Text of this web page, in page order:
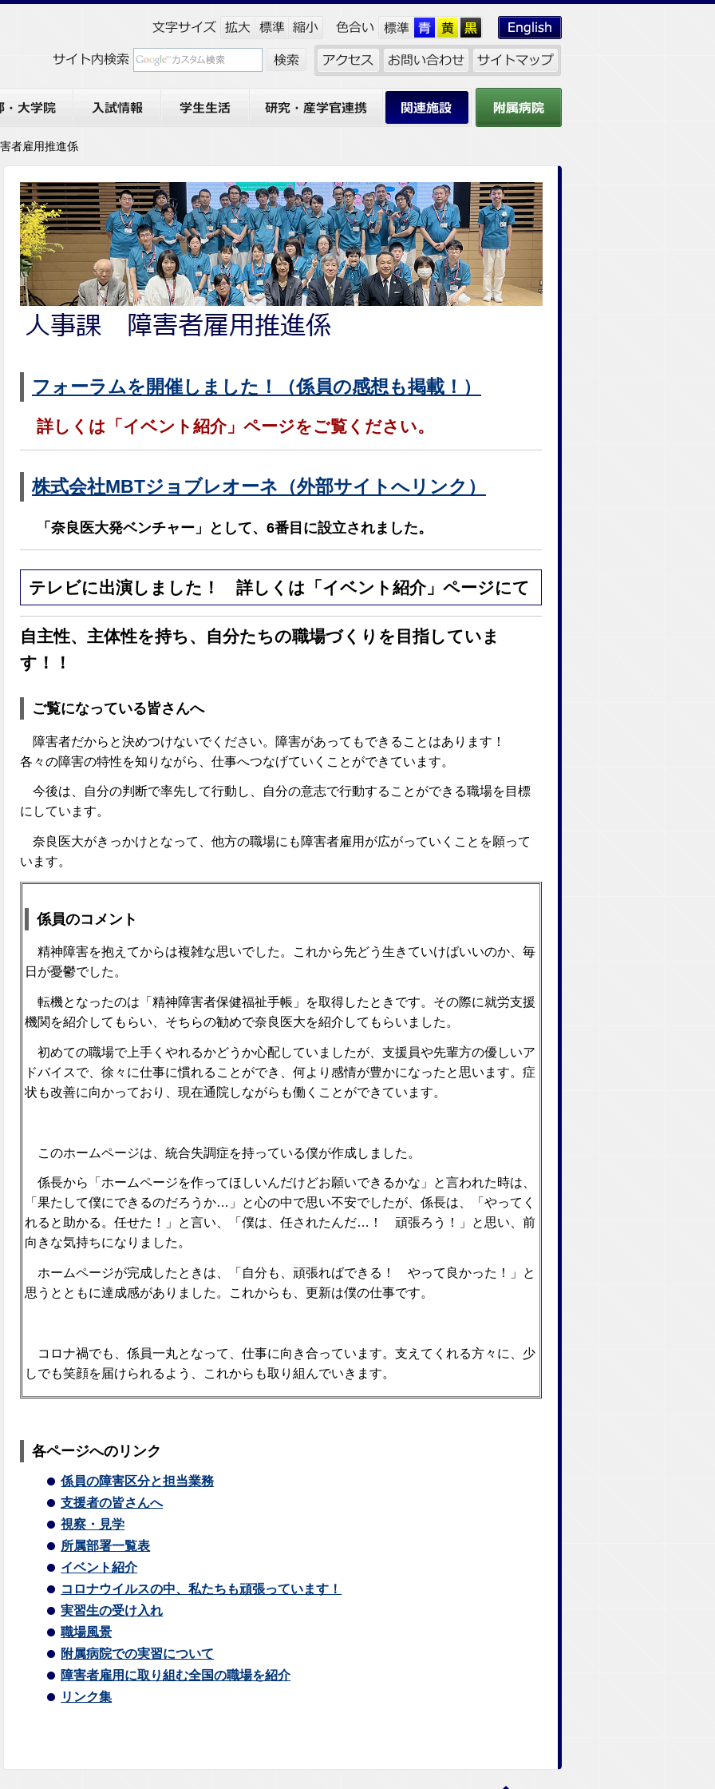
関連施設
者雇用推進係
フォーラムを開催しました！（係員の感想も掲載！）
詳しくは「イベント紹介」ページをご覧ください。
株式会社MBTジョブレオーネ（外部サイトへリンク）
「奈良医大発ベンチャー」として、6番目に設立されました。
テレビに出演しました！ 詳しくは「イベント紹介」ページにて
自主性、主体性を持ち、自分たちの職場づくりを目指していま
す！！
ご覧になっている皆さんへ
障害者だからと決めつけないでください。障害があってもできることはあります！
各々の障害の特性を知りながら、仕事へつなげていくことができています。
今後は、自分の判断で率先して行動し、自分の意志で行動することができる職場を目標
にしています。
奈良医大がきっかけとなって、他方の職場にも障害者雇用が広がっていくことを願って
います。
係員のコメント
精神障害を抱えてからは複雑な思いでした。これから先どう生きていけばいいのか、毎
日が憂鬱でした。
転機となったのは「精神障害者保健福祉手帳」を取得したときです。その際に就労支援
機関を紹介してもらい、そちらの勧めで奈良医大を紹介してもらいました。
初めての職場で上手くやれるかどうか心配していましたが、支援員や先輩方の優しいア
ドバイスで、徐々に仕事に慣れることができ、何より感情が豊かになったと思います。症
状も改善に向かっており、現在通院しながらも働くことができています。
このホームページは、統合失調症を持っている僕が作成しました。
係長から「ホームページを作ってほしいんだけどお願いできるかな」と言われた時は、
「果たして僕にできるのだろうか…」と心の中で思い不安でしたが、係長は、「やってく
れると助かる。任せた！」と言い、「僕は、任されたんだ…！ 頑張ろう！」と思い、前
向きな気持ちになりました。
ホームページが完成したときは、「自分も、頑張ればできる！ やって良かった！」と
思うとともに達成感がありました。これからも、更新は僕の仕事です。
コロナ禍でも、係員一丸となって、仕事に向き合っています。支えてくれる方々に、少
しでも笑顔を届けられるよう、これからも取り組んでいきます。
各ページへのリンク
係員の障害区分と担当業務
支援者の皆さんへ
視察・見学
所属部署一覧表
イベント紹介
コロナウイルスの中、私たちも頑張っています！
実習生の受け入れ
職場風景
附属病院での実習について
障害者雇用に取り組む全国の職場を紹介
リンク集